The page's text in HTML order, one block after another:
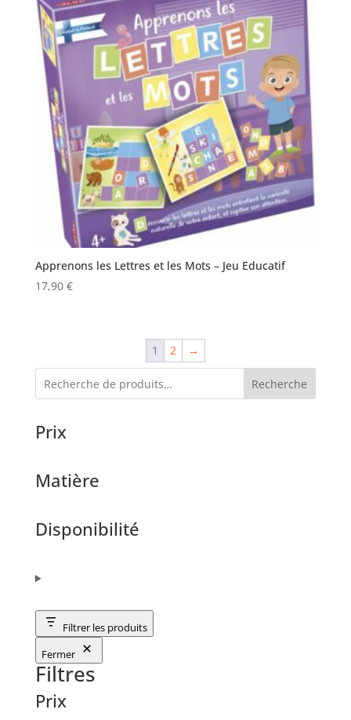
Apprenons les Lettres et les Mots – Jeu Educatif
17,90 €
1 2 →
Recherche
Prix
Matière
Disponibilité
Filtrer les produits
Fermer
Filtres
Prix